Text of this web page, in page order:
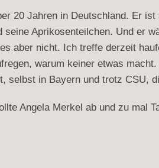
20 Jahren in Deutschland. Er
seine Aprikosenteilchen. Und er
aber nicht. Ich treffe derzeit
warum keiner etwas
selbst in Bayern und trotz CSU,
Angela Merkel ab und zu mal